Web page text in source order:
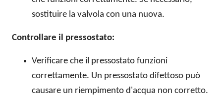
sostituire la valvola con una nuova.
Controllare il pressostato:
Verificare che il pressostato funzioni
correttamente. Un pressostato difettoso può
causare un riempimento d'acqua non corretto.